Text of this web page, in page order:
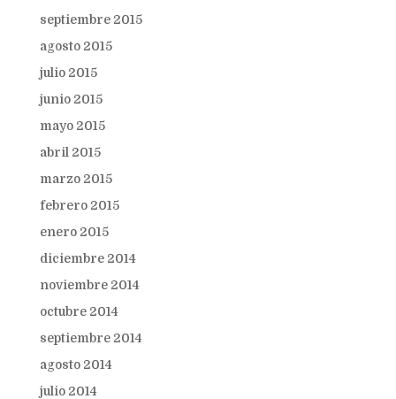
septiembre 2015
agosto 2015
julio 2015
junio 2015
mayo 2015
abril 2015
marzo 2015
febrero 2015
enero 2015
diciembre 2014
noviembre 2014
octubre 2014
septiembre 2014
agosto 2014
julio 2014